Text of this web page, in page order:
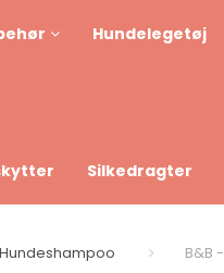
Hundelegetøj
Silkedragter
B&B